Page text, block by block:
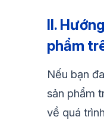
II.
phẩm
Nếu bạn
sản phẩm
về quá